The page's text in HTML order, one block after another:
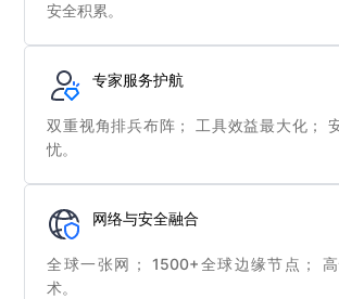
安全积累。
专家服务护航
双重视角排兵布阵； 工具效益最大化；
忧。
网络与安全融合
全球一张网； 1500+全球边缘节点；
术。